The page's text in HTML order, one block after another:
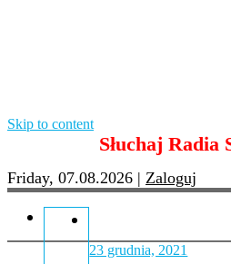
Skip to content
Słuchaj Radia
Friday, 07.08.2026 | Zaloguj
23 grudnia, 2021